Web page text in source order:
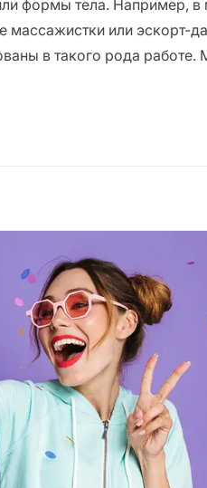
формы тела. Например, в
массажистки или эскорт-
в такого рода работе.